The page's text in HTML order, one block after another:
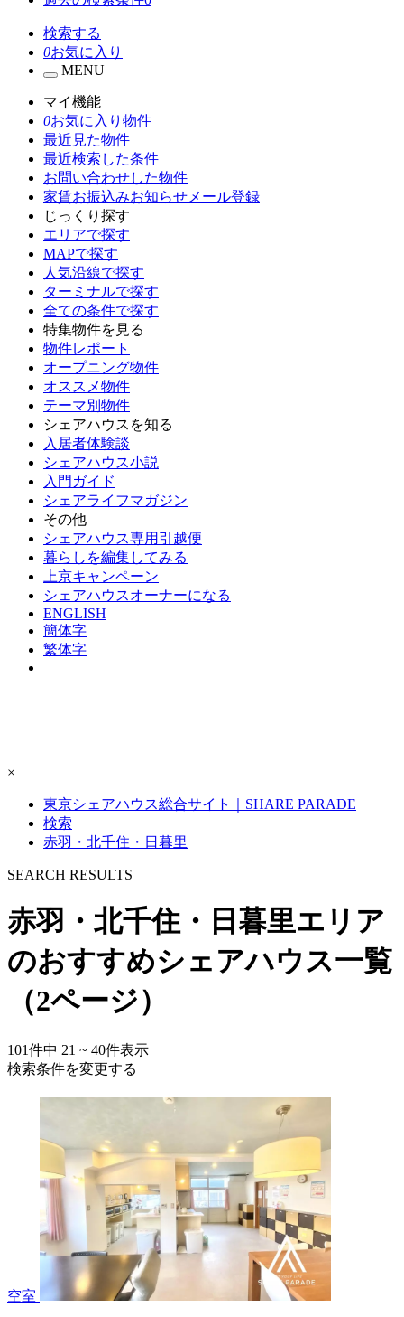
検索する
0お気に入り
MENU
マイ機能
0お気に入り物件
最近見た物件
最近検索した条件
お問い合わせした物件
家賃お振込みお知らせメール登録
じっくり探す
エリアで探す
MAPで探す
人気沿線で探す
ターミナルで探す
全ての条件で探す
特集物件を見る
物件レポート
オープニング物件
オススメ物件
テーマ別物件
シェアハウスを知る
入居者体験談
シェアハウス小説
入門ガイド
シェアライフマガジン
その他
シェアハウス専用引越便
暮らしを編集してみる
上京キャンペーン
シェアハウスオーナーになる
ENGLISH
簡体字
繁体字
×
東京シェアハウス総合サイト｜SHARE PARADE
検索
赤羽・北千住・日暮里
SEARCH RESULTS
赤羽・北千住・日暮里エリア
のおすすめシェアハウス一覧
（2ページ）
101件中 21 ~ 40件表示
検索条件を変更する
空室